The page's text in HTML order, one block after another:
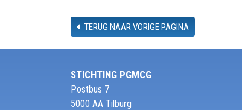
TERUG NAAR VORIGE PAGINA
STICHTING PGMCG
Postbus 7
5000 AA Tilburg